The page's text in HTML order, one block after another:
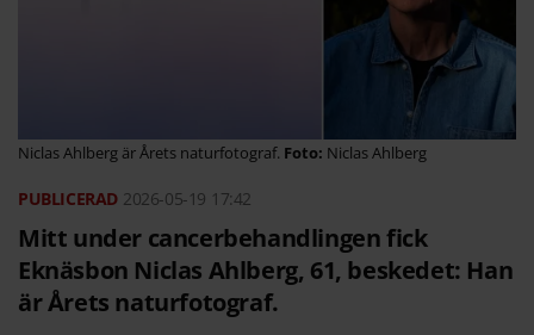
Niclas Ahlberg är Årets naturfotograf. Niclas Ahlberg
2026-05-19 17:42
Mitt under cancerbehandlingen fick
Eknäsbon Niclas Ahlberg, 61, beskedet: Han
är Årets naturfotograf.